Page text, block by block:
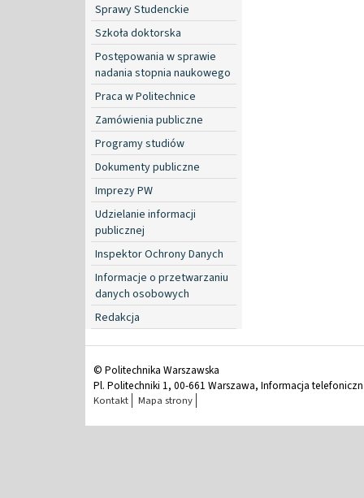
Sprawy Studenckie
Szkoła doktorska
Postępowania w sprawie
nadania stopnia naukowego
Praca w Politechnice
Zamówienia publiczne
Programy studiów
Dokumenty publiczne
Imprezy PW
Udzielanie informacji
publicznej
Inspektor Ochrony Danych
Informacje o przetwarzaniu
danych osobowych
Redakcja
© Politechnika Warszawska
Pl. Politechniki 1, 00-661 Warszawa, Informacja
Kontakt Mapa strony